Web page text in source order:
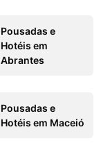
Pousadas e
Hotéis em
Abrantes
Pousadas e
Hotéis em Maceió